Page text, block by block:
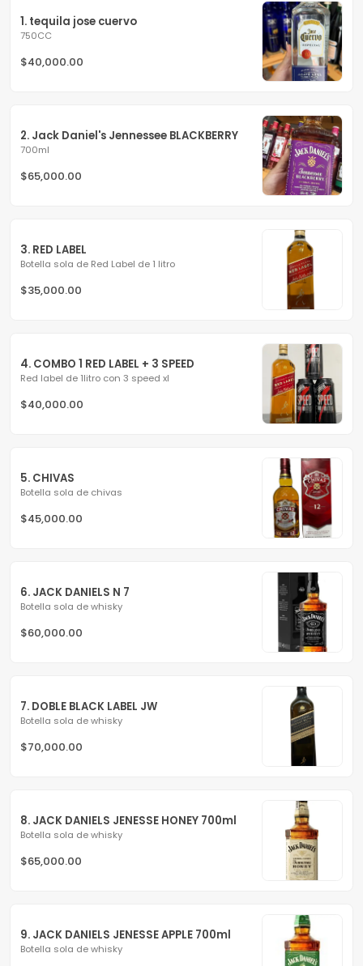
1. tequila jose cuervo
750CC
$40,000.00
2. Jack Daniel's Jennessee BLACKBERRY
700ml
$65,000.00
3. RED LABEL
Botella sola de Red Label de 1 litro
$35,000.00
4. COMBO 1 RED LABEL + 3 SPEED
Red label de 1litro con 3 speed xl
$40,000.00
5. CHIVAS
Botella sola de chivas
$45,000.00
6. JACK DANIELS N 7
Botella sola de whisky
$60,000.00
7. DOBLE BLACK LABEL JW
Botella sola de whisky
$70,000.00
8. JACK DANIELS JENESSE HONEY 700ml
Botella sola de whisky
$65,000.00
9. JACK DANIELS JENESSE APPLE 700ml
Botella sola de whisky